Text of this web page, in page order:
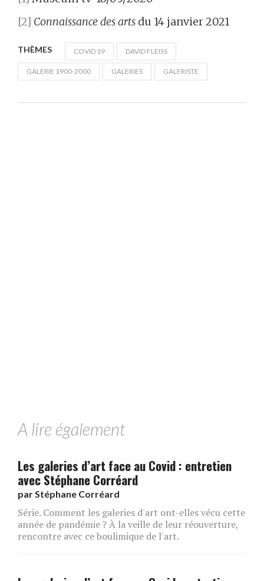
[2] Connaissance des arts du 14 janvier 2021
THÈMES COVID 19 DAVID FLEISS
GALERIE 1900-2000 GALERIES GALERISTE
A lire également
Les galeries d’art face au Covid : entretien
avec Stéphane Corréard
parStéphane Corréard
Série. Comment les galeries d'art ont-elles vécu cette
année de pandémie ? À la veille de leur réouverture,
rencontre avec ce boulimique de l'art.